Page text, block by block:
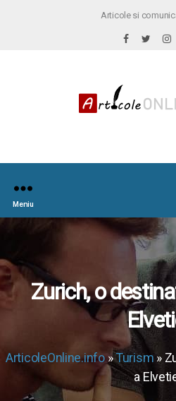
Articole si
Meniu
Zurich, o
ArticoleOnline.info»Turism»
a